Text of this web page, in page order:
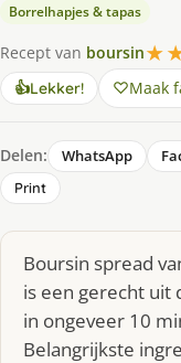
Borrelhapjes & tapas
Recept van boursin
👍Lekker! Maak
Delen: WhatsApp
Print
Boursin spread
is een gerecht uit
in ongeveer 10
Belangrijkste